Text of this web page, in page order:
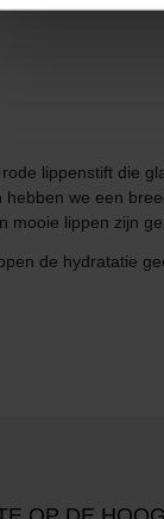
lippenstift die
hebben we een
mooie lippen zijn
de hydratatie